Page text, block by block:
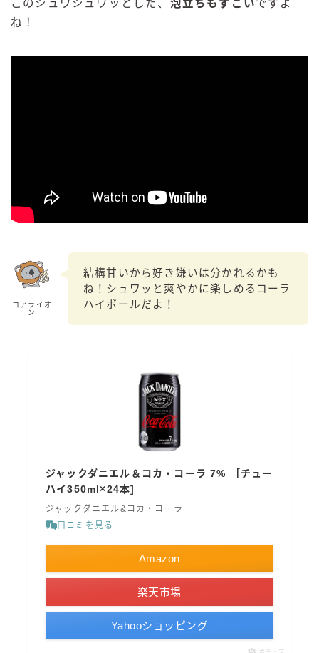
このシュワシュワッとした、 泡立ちもすごいですよ
ね！
コアライオ
ン
結構甘いから好き嫌いは分かれるかも
ね！シュワッと爽やかに楽しめるコーラ
ハイボールだよ！
ジャックダニエル＆コカ・コーラ 7% ［チュー
ハイ350ml×24本]
ジャックダニエル&コカ・コーラ
口コミを見る
Amazon
楽天市場
Yahooショッピング